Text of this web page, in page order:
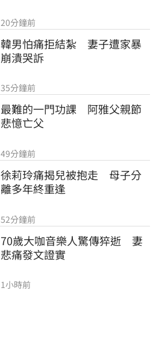
20分鐘前
韓男怕痛拒結紮　妻子遭家暴
崩潰哭訴
35分鐘前
最難的一門功課　阿雅父親節
悲憶亡父
49分鐘前
徐莉玲痛揭兒被抱走　母子分
離多年終重逢
52分鐘前
70歲大咖音樂人驚傳猝逝　妻
悲痛發文證實
1小時前